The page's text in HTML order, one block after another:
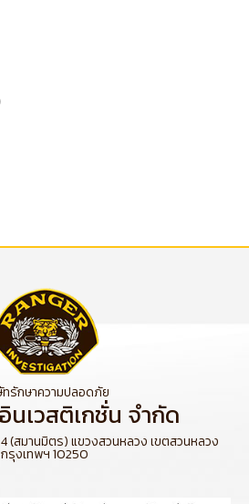
รักษาความปลอดภัย
นเวสติเกชั่น จำกัด
(สมานมิตร) แขวงสวนหลวง เขตสวนหลวง
กรุงเทพฯ 10250